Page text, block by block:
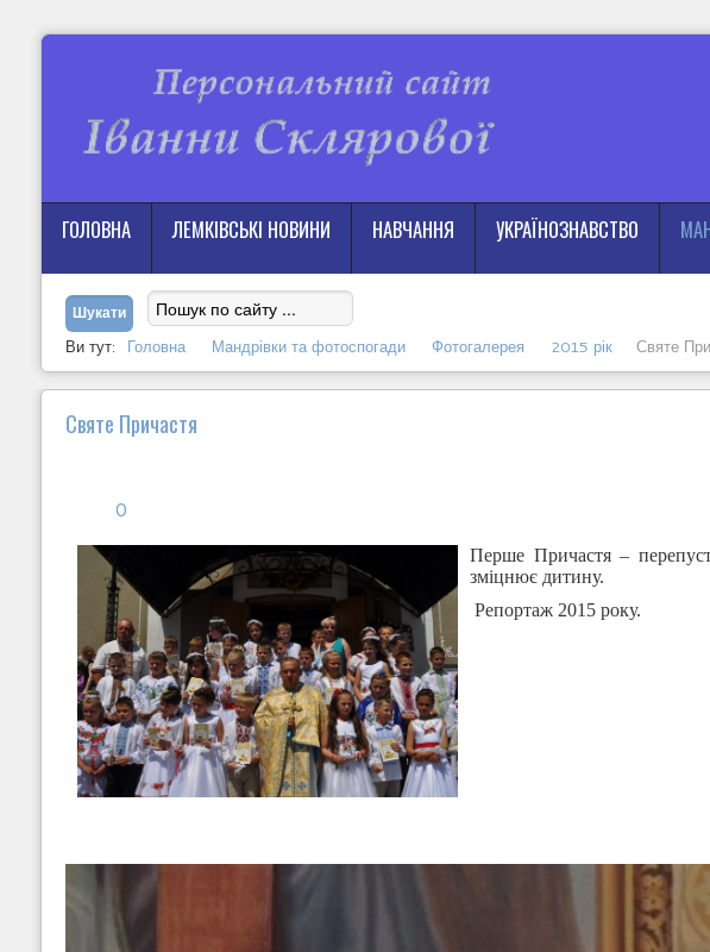
ГОЛОВНА ЛЕМКІВСЬКІ НОВИНИ НАВЧАННЯ УКРАЇНОЗНАВСТВО
Ви тут: Головна Мандрівки та фотоспогади Фотогалерея 2015 рік Святе
Святе Причастя
0
ПершеПричастя–
зміцнює дитину.
Репортаж 2015 року.